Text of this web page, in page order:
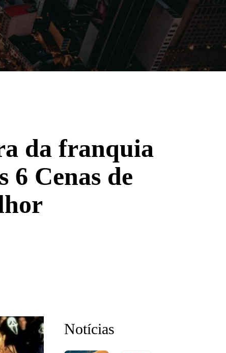
Séries Música Gênero
da franquia
6 Cenas de
Notícias